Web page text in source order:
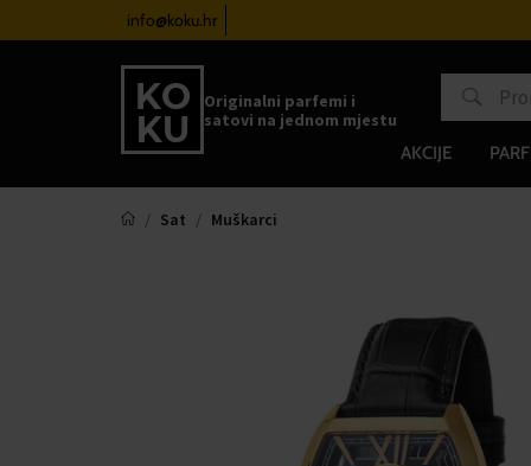
info@koku.hr
Originalni parfemi i
satovi na jednom mjestu
AKCIJE
Sat Muškarci